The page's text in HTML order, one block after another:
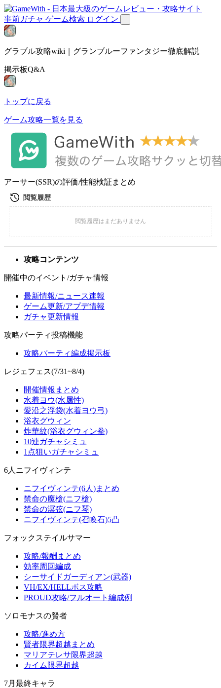
事前ガチャ ゲーム検索 ログイン
グラブル攻略wiki｜グランブルーファンタジー徹底解説
掲示板Q&A
トップに戻る
ゲーム攻略一覧を見る
アーサー(SSR)の評価/性能検証まとめ
攻略コンテンツ
開催中のイベント/ガチャ情報
最新情報/ニュース速報
ゲーム更新/アプデ情報
ガチャ更新情報
攻略パーティ投稿機能
攻略パーティ編成掲示板
レジェフェス(7/31~8/4)
開催情報まとめ
水着ヨウ(水属性)
愛沿之浮袋(水着ヨウ弓)
浴衣グウィン
炸華紋(浴衣グウィン拳)
10連ガチャシミュ
1点狙いガチャシミュ
6人ニフイヴィンテ
ニフイヴィンテ(6人)まとめ
禁命の魔槍(ニフ槍)
禁命の溟弦(ニフ琴)
ニフイヴィンテ(召喚石)5凸
フォックステイルサマー
攻略/報酬まとめ
効率周回編成
シーサイドガーディアン(武器)
VH/EX/HELLボス攻略
PROUD攻略/フルオート編成例
ソロモナスの賢者
攻略/進め方
賢者限界超越まとめ
マリアテレサ限界超越
カイム限界超越
7月最終キャラ